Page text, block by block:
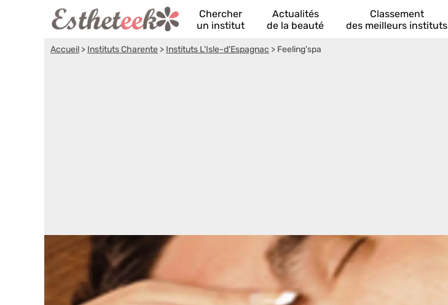
Chercher
un institut
Actualités
de la beauté
Classement
des meilleurs instituts
Accueil > Instituts Charente > Instituts L'Isle-d'Espagnac > Feeling'spa